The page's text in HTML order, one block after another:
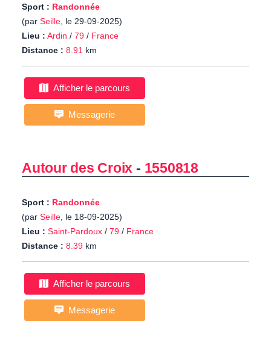
Sport : Randonnée
(par Seille, le 29-09-2025)
Lieu : Ardin / 79 / France
Distance : 8.91 km
Afficher le parcours
Messagerie
Autour des Croix - 1550818
Sport : Randonnée
(par Seille, le 18-09-2025)
Lieu : Saint-Pardoux / 79 / France
Distance : 8.39 km
Afficher le parcours
Messagerie